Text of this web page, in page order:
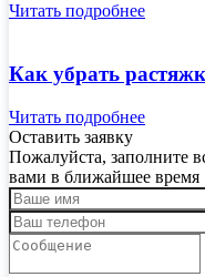
Читать подробнее
Как убрать
Читать подробнее
Оставить заявку
Пожалуйста, заполните
вами в ближайшее время